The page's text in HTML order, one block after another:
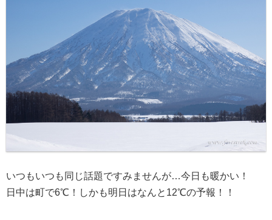
いつもいつも同じ話題ですみませんが…今日も暖かい！
日中は町で6℃！しかも明日はなんと12℃の予報！！